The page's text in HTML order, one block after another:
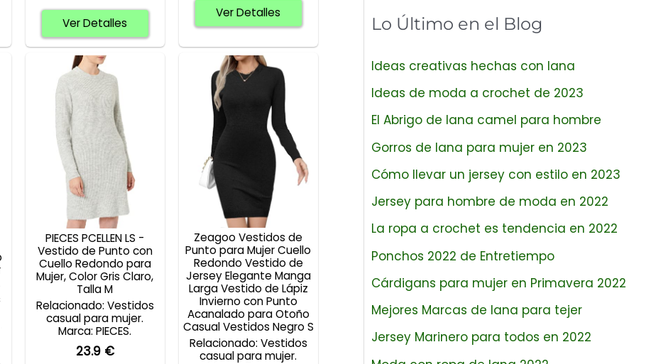
Ver Detalles
Ver Detalles
PIECES PCELLEN LS -
Vestido de Punto con
Cuello Redondo para
Mujer, Color Gris Claro,
Talla M
Relacionado: Vestidos
casual para mujer.
Marca: PIECES.
23.9 €
Zeagoo Vestidos de
Punto para Mujer Cuello
Redondo Vestido de
Jersey Elegante Manga
Larga Vestido de Lápiz
Invierno con Punto
Acanalado para Otoño
Casual Vestidos Negro S
Relacionado: Vestidos
casual para mujer.
Lo Último en el Blog
Ideas creativas hechas con lana
Ideas de moda a crochet de 2023
El Abrigo de lana camel para hombre
Gorros de lana para mujer en 2023
Cómo llevar un jersey con estilo en 2023
Jersey para hombre de moda en 2022
La ropa a crochet es tendencia en 2022
Ponchos 2022 de Entretiempo
Cárdigans para mujer en Primavera 2022
Mejores Marcas de lana para tejer
Jersey Marinero para todos en 2022